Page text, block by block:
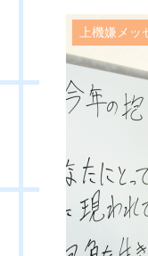
上機嫌メッ